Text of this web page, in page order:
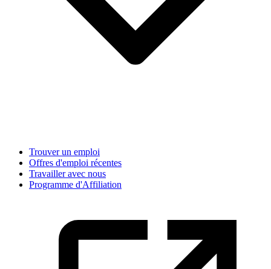
Trouver un emploi
Offres d'emploi récentes
Travailler avec nous
Programme d'Affiliation